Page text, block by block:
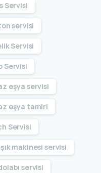
Servisi
servisi
Servisi
Servisi
eşya servisi
eşya tamiri
Servisi
makinesi servisi
servisi